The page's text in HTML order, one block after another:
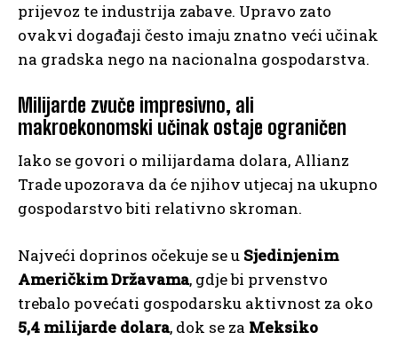
prijevoz te industrija zabave. Upravo zato
ovakvi događaji često imaju znatno veći učinak
na gradska nego na nacionalna gospodarstva.
Milijarde zvuče impresivno, ali
makroekonomski učinak ostaje ograničen
Iako se govori o milijardama dolara, Allianz
Trade upozorava da će njihov utjecaj na ukupno
gospodarstvo biti relativno skroman.
Najveći doprinos očekuje se u Sjedinjenim
Američkim Državama, gdje bi prvenstvo
trebalo povećati gospodarsku aktivnost za oko
5,4 milijarde dolara, dok se za Meksiko